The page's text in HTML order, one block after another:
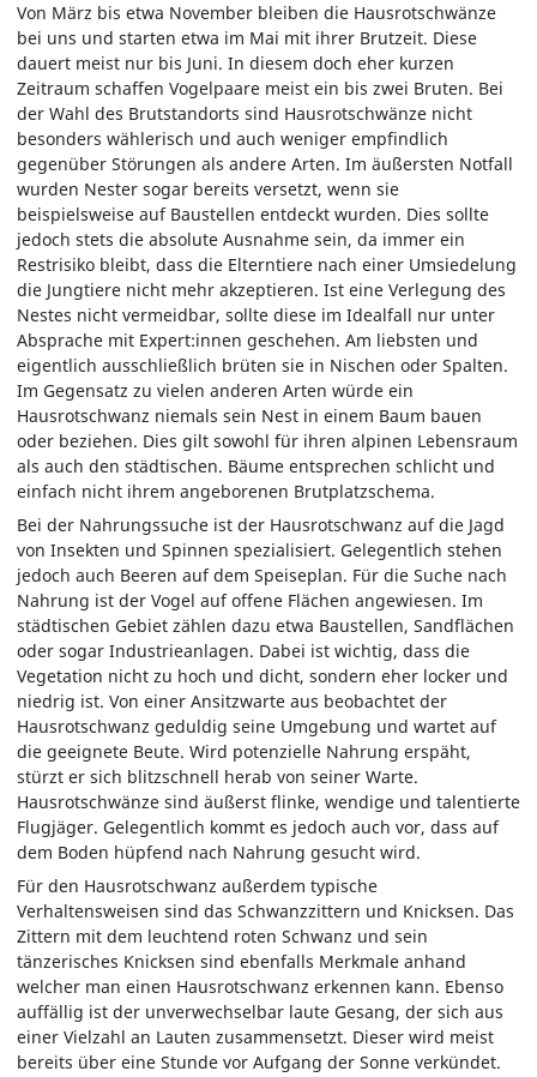
Von März bis etwa November bleiben die Hausrotschwänze
bei uns und starten etwa im Mai mit ihrer Brutzeit. Diese
dauert meist nur bis Juni. In diesem doch eher kurzen
Zeitraum schaffen Vogelpaare meist ein bis zwei Bruten. Bei
der Wahl des Brutstandorts sind Hausrotschwänze nicht
besonders wählerisch und auch weniger empfindlich
gegenüber Störungen als andere Arten. Im äußersten Notfall
wurden Nester sogar bereits versetzt, wenn sie
beispielsweise auf Baustellen entdeckt wurden. Dies sollte
jedoch stets die absolute Ausnahme sein, da immer ein
Restrisiko bleibt, dass die Elterntiere nach einer Umsiedelung
die Jungtiere nicht mehr akzeptieren. Ist eine Verlegung des
Nestes nicht vermeidbar, sollte diese im Idealfall nur unter
Absprache mit Expert:innen geschehen. Am liebsten und
eigentlich ausschließlich brüten sie in Nischen oder Spalten.
Im Gegensatz zu vielen anderen Arten würde ein
Hausrotschwanz niemals sein Nest in einem Baum bauen
oder beziehen. Dies gilt sowohl für ihren alpinen Lebensraum
als auch den städtischen. Bäume entsprechen schlicht und
einfach nicht ihrem angeborenen Brutplatzschema.
Bei der Nahrungssuche ist der Hausrotschwanz auf die Jagd
von Insekten und Spinnen spezialisiert. Gelegentlich stehen
jedoch auch Beeren auf dem Speiseplan. Für die Suche nach
Nahrung ist der Vogel auf offene Flächen angewiesen. Im
städtischen Gebiet zählen dazu etwa Baustellen, Sandflächen
oder sogar Industrieanlagen. Dabei ist wichtig, dass die
Vegetation nicht zu hoch und dicht, sondern eher locker und
niedrig ist. Von einer Ansitzwarte aus beobachtet der
Hausrotschwanz geduldig seine Umgebung und wartet auf
die geeignete Beute. Wird potenzielle Nahrung erspäht,
stürzt er sich blitzschnell herab von seiner Warte.
Hausrotschwänze sind äußerst flinke, wendige und talentierte
Flugjäger. Gelegentlich kommt es jedoch auch vor, dass auf
dem Boden hüpfend nach Nahrung gesucht wird.
Für den Hausrotschwanz außerdem typische
Verhaltensweisen sind das Schwanzzittern und Knicksen. Das
Zittern mit dem leuchtend roten Schwanz und sein
tänzerisches Knicksen sind ebenfalls Merkmale anhand
welcher man einen Hausrotschwanz erkennen kann. Ebenso
auffällig ist der unverwechselbar laute Gesang, der sich aus
einer Vielzahl an Lauten zusammensetzt. Dieser wird meist
bereits über eine Stunde vor Aufgang der Sonne verkündet.